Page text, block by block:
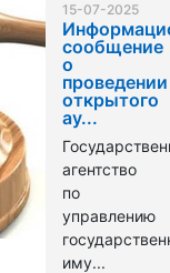
15-07-2025
сообщение
о
проведении
открытого
ау...
агентство
по
управлению
иму...